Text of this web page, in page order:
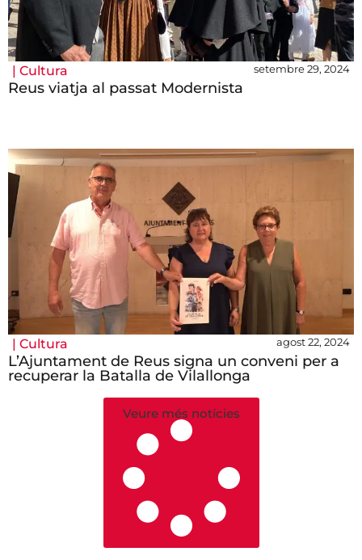
| Cultura setembre 29, 2024
Reus viatja al passat Modernista
| Cultura agost 22, 2024
L’Ajuntament de Reus signa un conveni per a
recuperar la Batalla de Vilallonga
Veure més notícies